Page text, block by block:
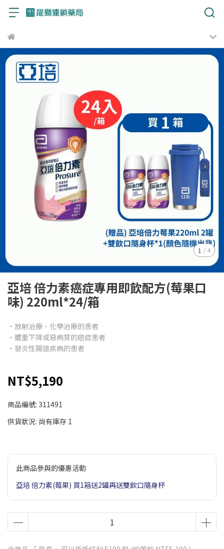
1 / 4
亞培 倍力素癌症專用即飲配方(莓果口
味) 220ml*24/箱
‧放射治療、化學治療的患者
‧體重下降或惡病質的癌症患者
‧發炎性腸道疾病的患者
NT$5,190
商品編號: 311491
供貨狀況: 尚有庫存 1
此商品參與的優惠活動
亞培 倍力素(莓果) 買1箱送2罐再送雙飲口隨身杯